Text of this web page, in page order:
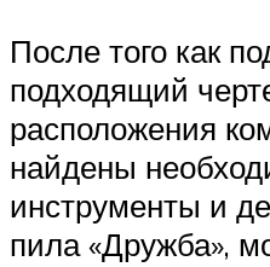
После того как
подходящий
расположения
найдены
инструменты и
пила «Дружба»,